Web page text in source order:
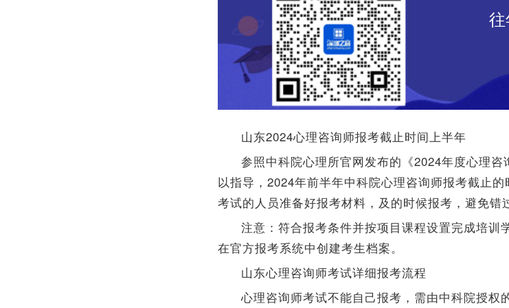
往
山东2024心理咨询师报考截止时间上半年
参照中科院心理所官网发布的《2024年度心理
以指导，2024年前半年中科院心理咨询师报考截止
考试的人员准备好报考材料，及的时候报考，避免错
注意：符合报考条件并按项目课程设置完成培训
在官方报考系统中创建考生档案。
山东心理咨询师考试详细报考流程
心理咨询师考试不能自己报考，需由中科院授权